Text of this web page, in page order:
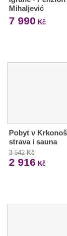
Mihaljević
7 990 Kč
Pobyt v
strava i sauna
3 542 Kč
2 916 Kč